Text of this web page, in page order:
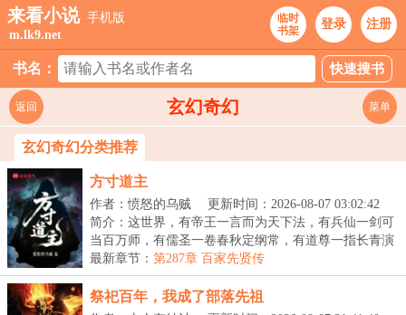
来看小说 手机版
m.lk9.net
临时
书架
登录 注册
书名：
玄幻奇幻
返回 菜单
玄幻奇幻分类推荐
方寸道主
作者：愤怒的乌贼
更新时间：2026-08-07 03:02:42
简介：这世界，有帝王一言而为天下法，有兵仙一剑可
当百万师，有儒圣一卷春秋定纲常，有道尊一指长青演
造...
最新章节： 第287章 百家先贤传
祭祀百年，我成了部落先祖